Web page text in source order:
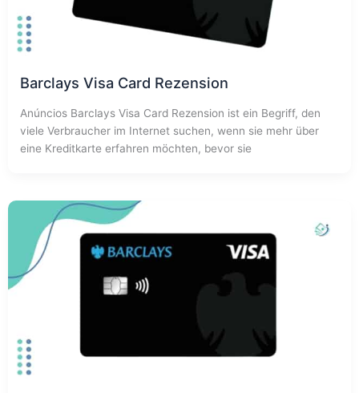
Barclays Visa Card Rezension
Anúncios Barclays Visa Card Rezension ist ein Begriff, den
viele Verbraucher im Internet suchen, wenn sie mehr über
eine Kreditkarte erfahren möchten, bevor sie